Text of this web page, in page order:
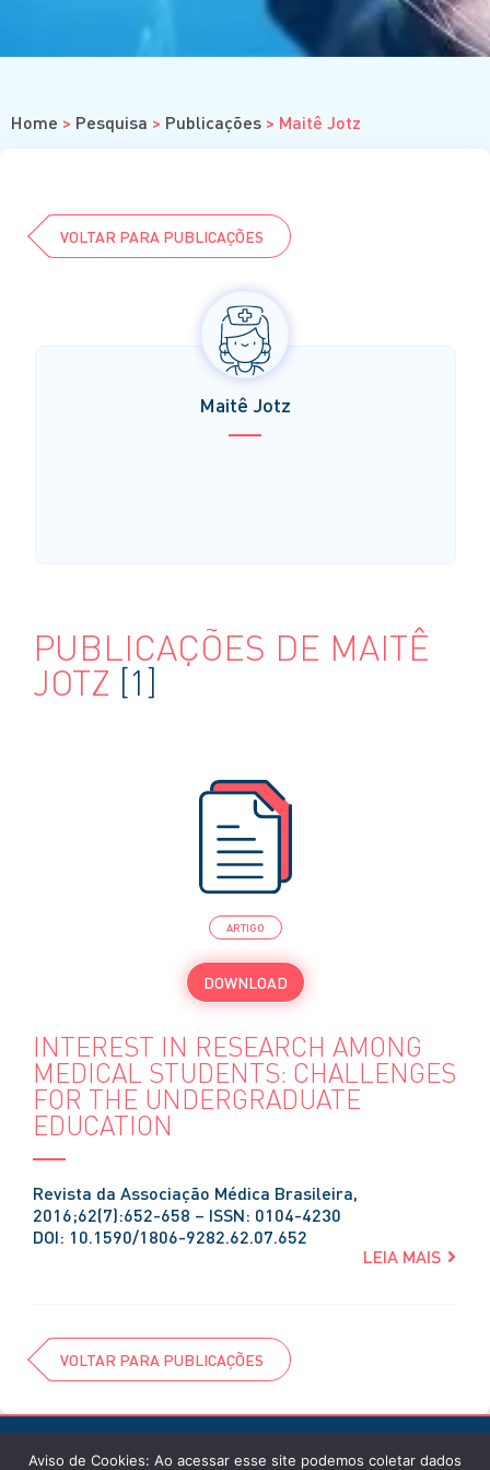
Home > Pesquisa > Publicações > Maitê Jotz
VOLTAR PARA PUBLICAÇÕES
Maitê Jotz
PUBLICAÇÕES DE MAITÊ
JOTZ [1]
ARTIGO
DOWNLOAD
INTEREST IN RESEARCH AMONG
MEDICAL STUDENTS: CHALLENGES
FOR THE UNDERGRADUATE
EDUCATION
Revista da Associação Médica Brasileira,
2016;62(7):652-658 – ISSN: 0104-4230
DOI: 10.1590/1806-9282.62.07.652
LEIA MAIS
VOLTAR PARA PUBLICAÇÕES
Aviso de Cookies: Ao acessar esse site podemos coletar dados